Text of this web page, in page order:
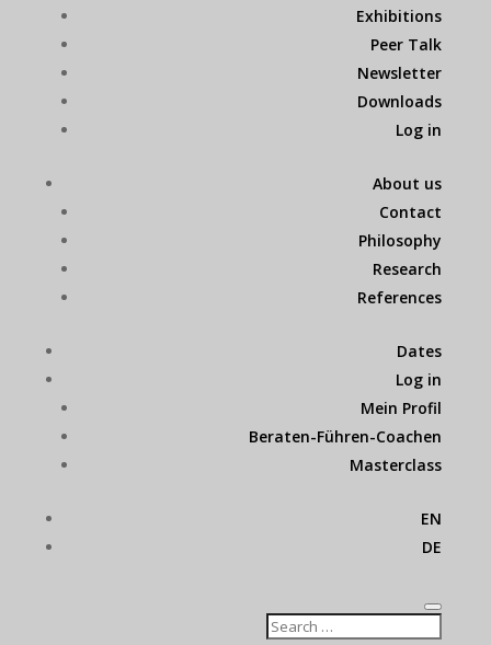
Exhibitions
Peer Talk
Newsletter
Downloads
Log in
About us
Contact
Philosophy
Research
References
Dates
Log in
Mein Profil
Beraten-Führen-Coachen
Masterclass
EN
DE